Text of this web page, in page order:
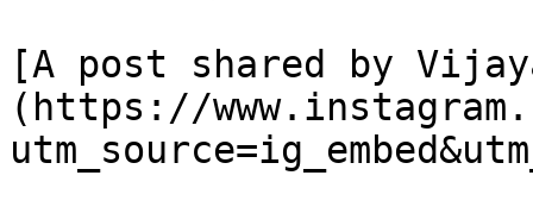
[A post shared by
(https://